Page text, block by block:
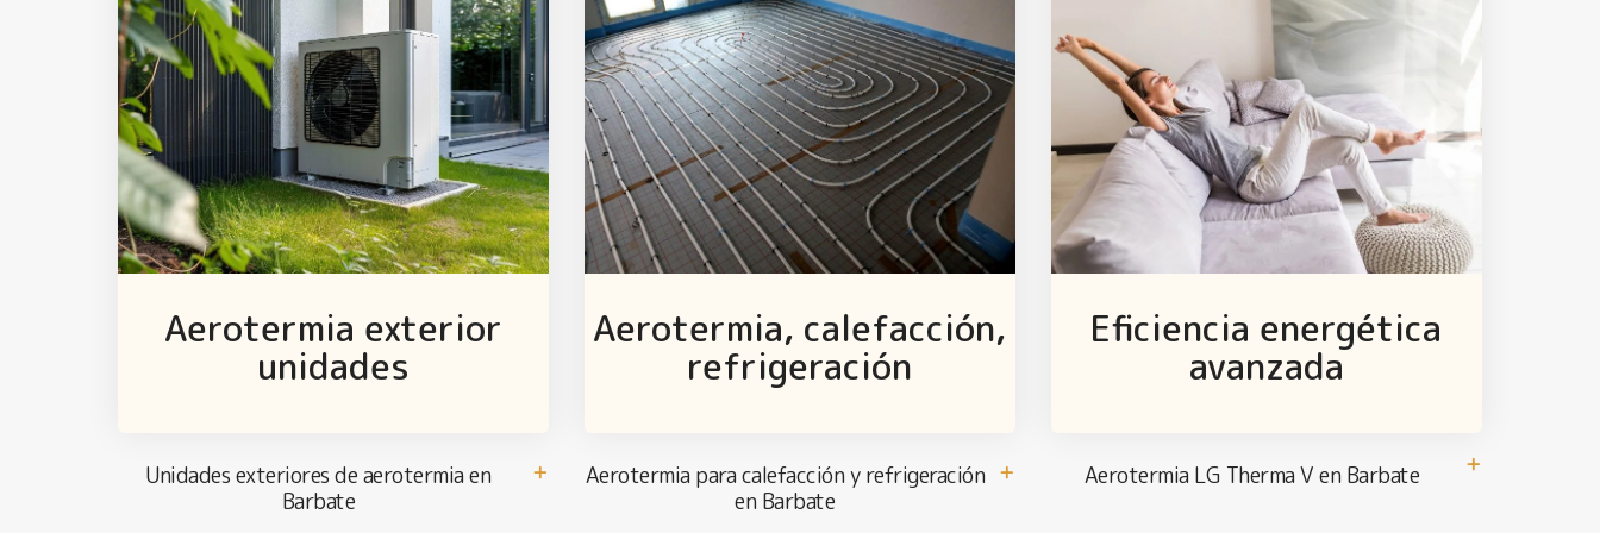
Aerotermia exterior
unidades
Unidades exteriores de aerotermia en
Barbate
Aerotermia, calefacción,
refrigeración
Aerotermia para calefacción y refrigeración
en Barbate
Eficiencia energética
avanzada
Aerotermia LG Therma V en Barbate